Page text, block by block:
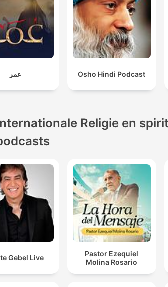
عمر Osho Hindi Podcast
Religie en
Gebel Live
Pastor Ezequiel
Molina Rosario